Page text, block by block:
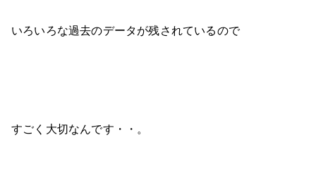
いろいろな過去のデータが残されているので
すごく大切なんです・・。